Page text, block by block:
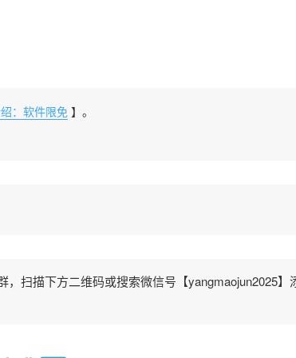
：软件限免 】。
扫描下方二维码或搜索微信号【yangmaojun2025】